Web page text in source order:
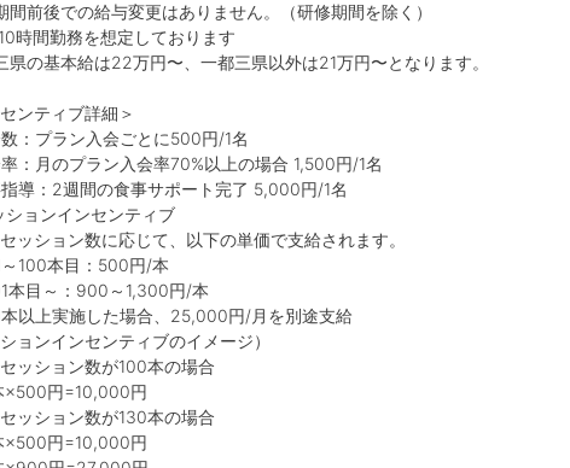
間前後での給与変更はありません。（研修期間を除く）
時間勤務を想定しております
県の基本給は22万円〜、一都三県以外は21万円〜となります。
ンティブ詳細＞
：プラン入会ごとに500円/1名
：月のプラン入会率70%以上の場合 1,500円/1名
導：2週間の食事サポート完了 5,000円/1名
ョンインセンティブ
ッション数に応じて、以下の単価で支給されます。
100本目：500円/本
本目～：900～1,300円/本
以上実施した場合、25,000円/月を別途支給
ションインセンティブのイメージ）
ッション数が100本の場合
円=10,000円
ッション数が130本の場合
円=10,000円